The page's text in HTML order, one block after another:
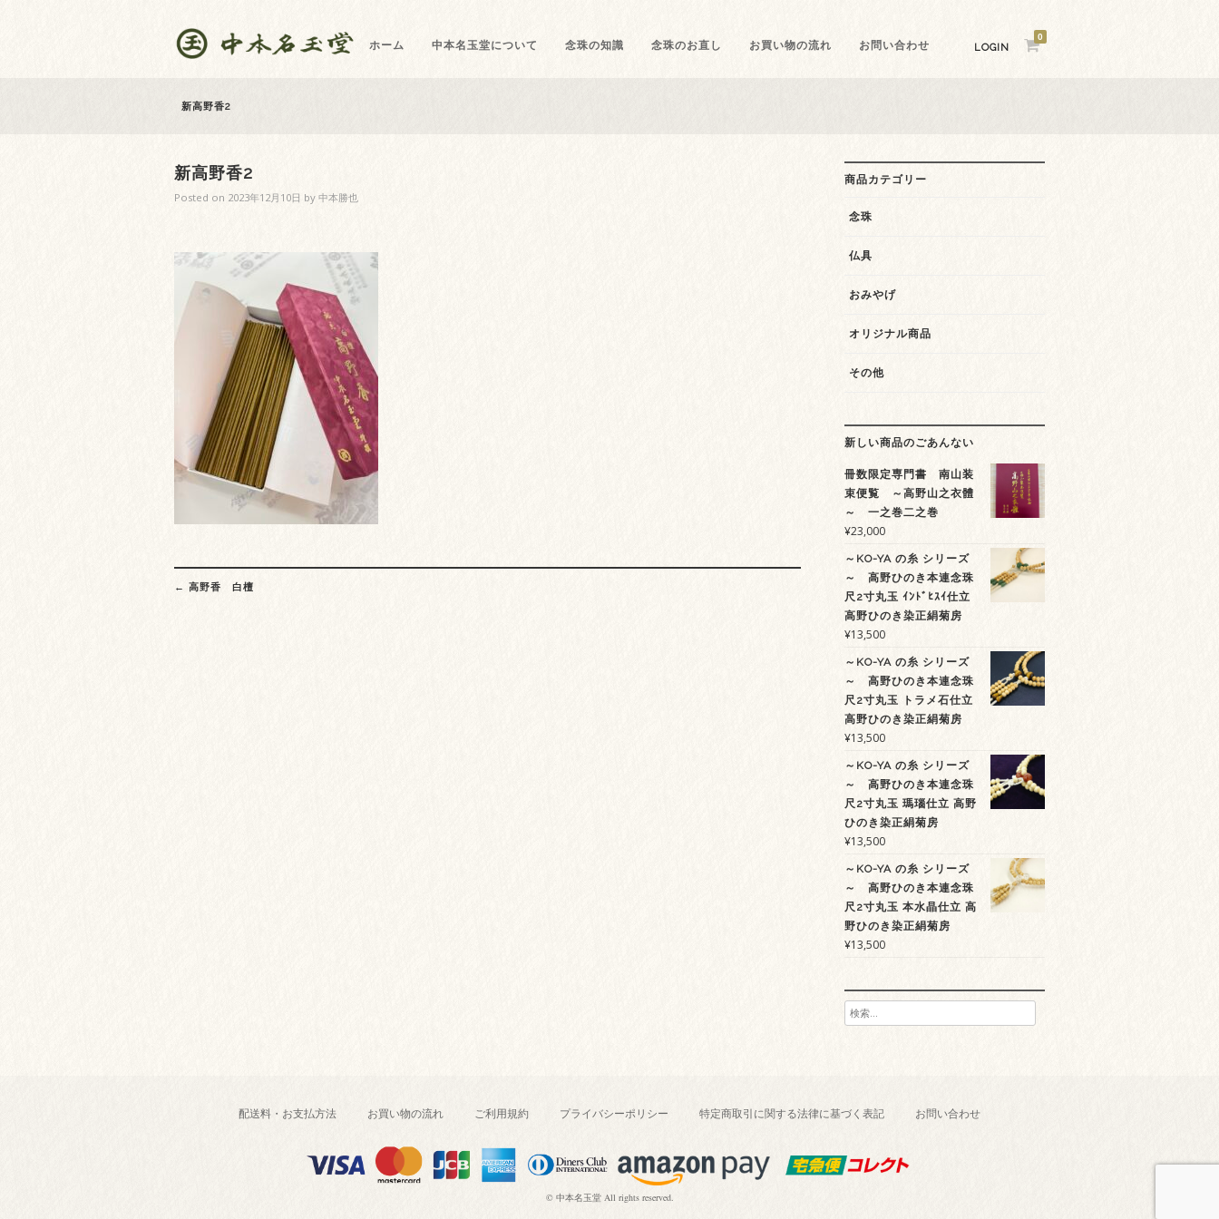
ホーム 中本名玉堂について 念珠の知識 念珠のお直し お買い物の流れ お問い合わせ LOGIN
0
新高野香2
新高野香2
Posted on 2023年12月10日 by 中本勝也
navigation
← 高野香 白檀
商品カテゴリー
念珠
仏具
おみやげ
オリジナル商品
その他
新しい商品のごあんない
冊数限定専門書 南山装
束便覧 ～高野山之衣體
～ 一之巻二之巻
¥23,000
～KO-YA の糸 シリーズ
～ 高野ひのき本連念珠
尺2寸丸玉 ｲﾝﾄﾞﾋｽｲ仕立
高野ひのき染正絹菊房
¥13,500
～KO-YA の糸 シリーズ
～ 高野ひのき本連念珠
尺2寸丸玉 トラメ石仕立
高野ひのき染正絹菊房
¥13,500
～KO-YA の糸 シリーズ
～ 高野ひのき本連念珠
尺2寸丸玉 瑪瑙仕立 高野
ひのき染正絹菊房
¥13,500
～KO-YA の糸 シリーズ
～ 高野ひのき本連念珠
尺2寸丸玉 本水晶仕立 高
野ひのき染正絹菊房
¥13,500
検
索:
配送料・お支払方法 お買い物の流れ ご利用規約 プライバシーポリシー 特定商取引に関する法律に基づく表記 お問い合わせ
© 中本名玉堂 All rights reserved.